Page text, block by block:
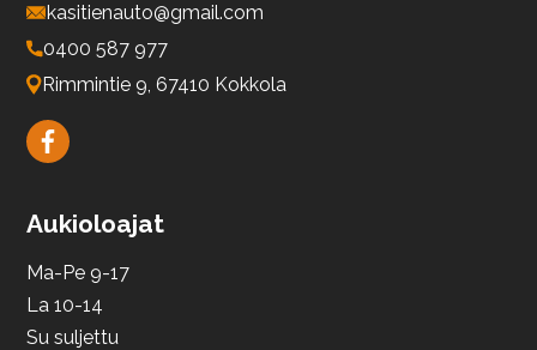
Rekisterinumero
Mittarilukema
Lisätiedot
kasitienauto@gmail.com
0400 587 977
Rimmintie 9, 67410 Kokkola
Aukioloajat
Ma-Pe 9-17
La 10-14
Su suljettu